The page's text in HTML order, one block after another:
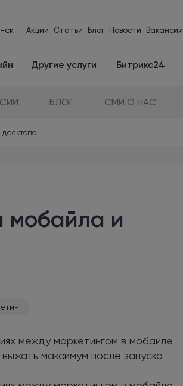
Акции Статьи Блог Новости Вакансии
Другие услуги Битрикс24
БЛОГ СМИ О НАС
мобайла и
между маркетингом в мобайле
максимум после запуска